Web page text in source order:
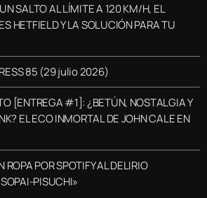
SALTO AL LÍMITE A 120 KM/H, EL
HETFIELD Y LA SOLUCIÓN PARA TU
85 (29 julio 2026)
[ENTREGA #1]: ¿BETÚN, NOSTALGIA Y
EL ECO INMORTAL DE JOHN CALE EN
ROPA POR SPOTIFY AL DELIRIO
PISUCHI»